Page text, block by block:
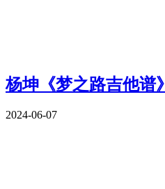
杨坤《梦之路吉他谱
2024-06-07